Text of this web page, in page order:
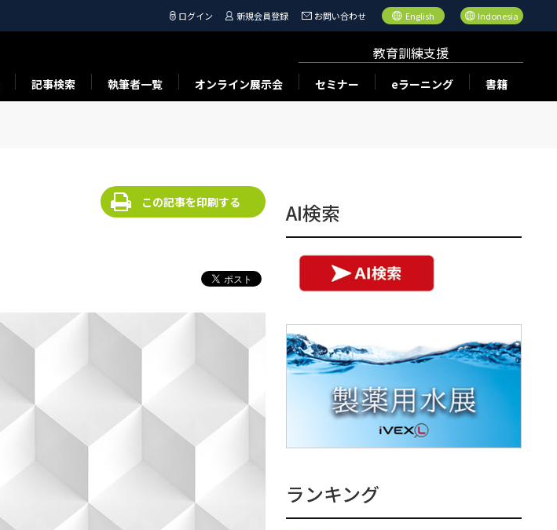
ログイン 新規会員登録 お問い合わせ English Indonesia
記事検索 執筆者一覧 オンライン展示会
教育訓練支援
セミナー eラーニング 書籍
この記事を印刷する AI検索
ランキング